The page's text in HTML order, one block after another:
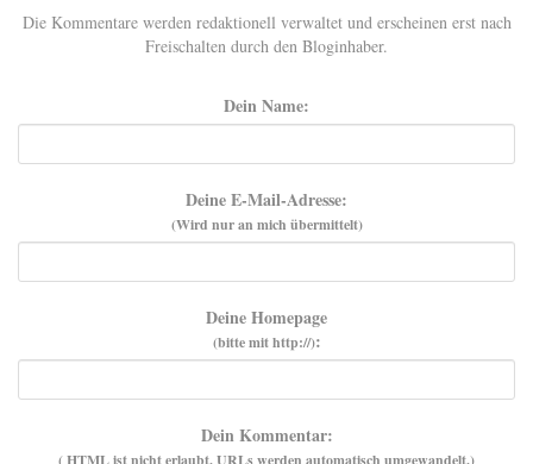
Die Kommentare werden redaktionell verwaltet und erscheinen erst nach
Freischalten durch den Bloginhaber.
Dein Name:
Deine E-Mail-Adresse:
(Wird nur an mich übermittelt)
Deine Homepage
(bitte mit http://):
Dein Kommentar:
( HTML istnichterlaubt. URLs werden automatisch umgewandelt.)